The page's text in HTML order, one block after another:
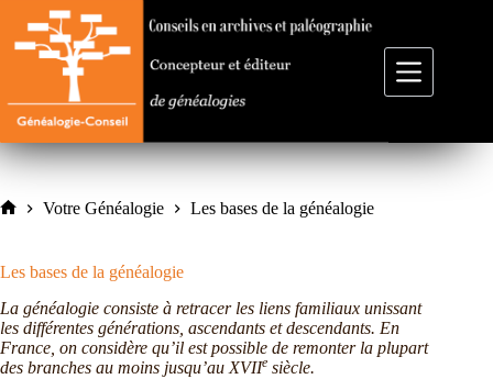
contenu
Votre Généalogie Les bases de la généalogie
Les bases de la généalogie
La généalogie consiste à retracer les liens familiaux unissant
les différentes générations, ascendants et descendants. En
France, on considère qu’il est possible de remonter la plupart
des branches au moins jusqu’au XVIIe siècle.